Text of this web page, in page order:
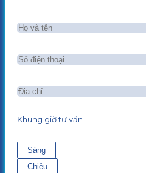
Khung giờ tư vấn
Sáng
Chiều